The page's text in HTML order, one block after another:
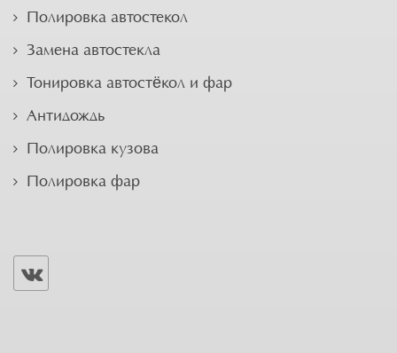
Полировка автостекол
Замена автостекла
Тонировка автостёкол и фар
Антидождь
Полировка кузова
Полировка фар